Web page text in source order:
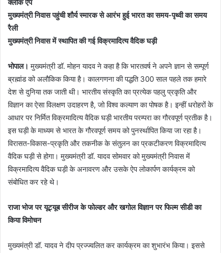
क्लॉक ऐप
मुख्यमंत्री निवास पहुंची शौर्य स्मारक से आरंभ हुई भारत का समय-पृथ्वी का समय
रैली
मुख्यमंत्री निवास में स्थापित की गई विक्रमादित्य वैदिक घड़ी
भोपाल। मुख्यमंत्री डॉ. मोहन यादव ने कहा है कि भारतवर्ष ने अपने ज्ञान से सम्पूर्ण
ब्रह्मांड को अलौकिक किया है। कालगणना की पद्धति 300 साल पहले तक हमारे
देश से दुनिया तक जाती थी। भारतीय संस्कृति का प्रत्येक पहलु प्रकृति और
विज्ञान का ऐसा विलक्षण उदाहरण है, जो विश्व कल्याण का पोषक है। इन्हीं धरोहरों के
आधार पर निर्मित विक्रमादित्य वैदिक घड़ी भारतीय परम्परा का गौरवपूर्ण प्रतीक है।
इस घड़ी के माध्यम से भारत के गौरवपूर्ण समय को पुनर्स्थापित किया जा रहा है।
विरासत-विकास-प्रकृति और तकनीक के संतुलन का प्रकटीकरण विक्रमादित्य
वैदिक घड़ी से होगा। मुख्यमंत्री डॉ. यादव सोमवार को मुख्यमंत्री निवास में
विक्रमादित्य वैदिक घड़ी के अनावरण और उसके ऐप लोकार्पण कार्यक्रम को
संबोधित कर रहे थे।
राजा भोज पर यूट्यूब सीरीज के फोल्डर और खगोल विज्ञान पर फिल्म सीडी का
किया विमोचन
मुख्यमंत्री डॉ. यादव ने दीप प्रज्ज्वलित कर कार्यक्रम का शुभारंभ किया। इससे